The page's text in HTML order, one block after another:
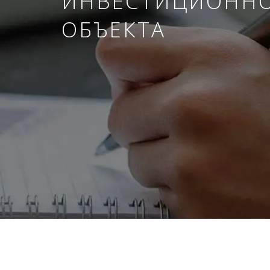
ОБЪЕКТА